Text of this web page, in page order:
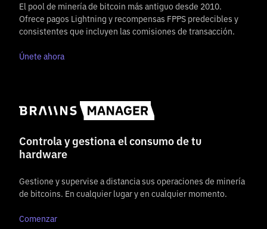
El pool de minería de bitcoin más antiguo desde 2010.
Ofrece pagos Lightning y recompensas FPPS predecibles y
consistentes que incluyen las comisiones de transacción.
Únete ahora
Controla y gestiona el consumo de tu
hardware
Gestione y supervise a distancia sus operaciones de minería
de bitcoins. En cualquier lugar y en cualquier momento.
Comenzar